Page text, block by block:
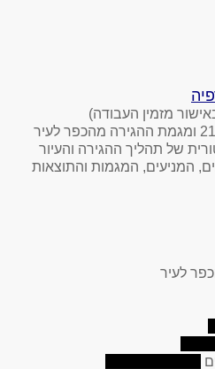
מזמין העבודה)
של תהליך ההגירה והעיור
ה-21, הגורמים, המניעים, המגמות והתוצאות